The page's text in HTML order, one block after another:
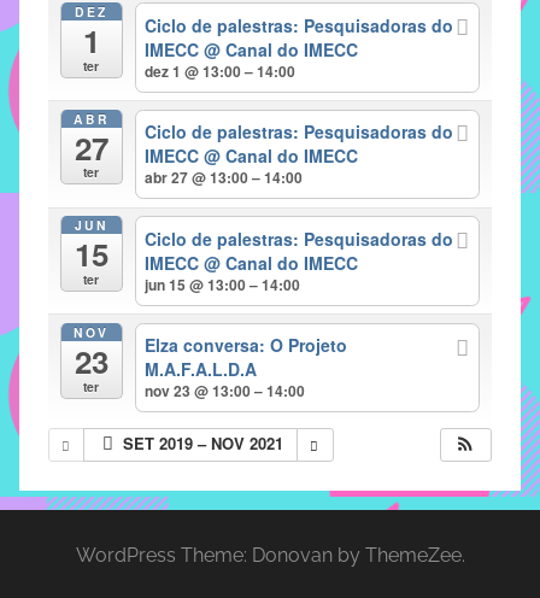
pacificadoras
problemas
verificados
instituto,
para
prevenção
DEZ
1
ter
Ciclo de palestras: Pesquisadoras do
IMECC@ Canal do IMECC
dez 1 @ 13:00 – 14:00
ABR
27
ter
Ciclo de palestras: Pesquisadoras do
IMECC@ Canal do IMECC
abr 27 @ 13:00 – 14:00
JUN
15
ter
Ciclo de palestras: Pesquisadoras do
IMECC@ Canal do IMECC
jun 15 @ 13:00 – 14:00
NOV
23
ter
Elza conversa: O Projeto
M.A.F.A.L.D.A
nov 23 @ 13:00 – 14:00
SET 2019 – NOV 2021
WordPress Theme: Donovan by ThemeZee.